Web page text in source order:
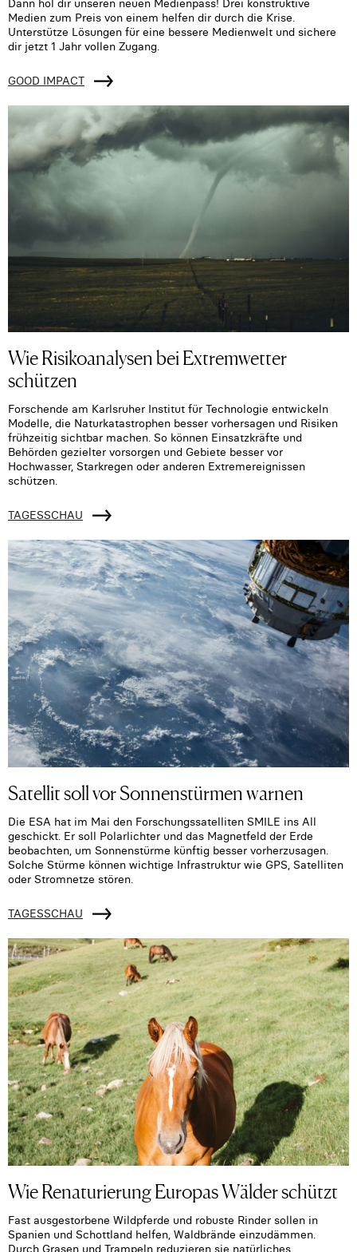
Dann hol dir unseren neuen Medienpass! Drei konstruktive
Medien zum Preis von einem helfen dir durch die Krise.
Unterstütze Lösungen für eine bessere Medienwelt und sichere
dir jetzt 1 Jahr vollen Zugang.
GOOD IMPACT
Wie Risikoanalysen bei Extremwetter
schützen
Forschende am Karlsruher Institut für Technologie entwickeln
Modelle, die Naturkatastrophen besser vorhersagen und Risiken
frühzeitig sichtbar machen. So können Einsatzkräfte und
Behörden gezielter vorsorgen und Gebiete besser vor
Hochwasser, Starkregen oder anderen Extremereignissen
schützen.
TAGESSCHAU
Satellit soll vor Sonnenstürmen warnen
Die ESA hat im Mai den Forschungssatelliten SMILE ins All
geschickt. Er soll Polarlichter und das Magnetfeld der Erde
beobachten, um Sonnenstürme künftig besser vorherzusagen.
Solche Stürme können wichtige Infrastruktur wie GPS, Satelliten
oder Stromnetze stören.
TAGESSCHAU
Wie Renaturierung Europas Wälder schützt
Fast ausgestorbene Wildpferde und robuste Rinder sollen in
Spanien und Schottland helfen, Waldbrände einzudämmen.
Durch Grasen und Trampeln reduzieren sie natürliches